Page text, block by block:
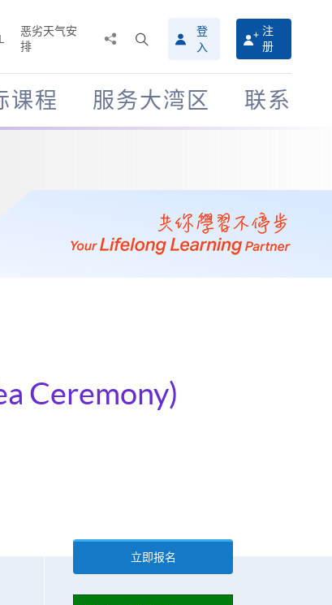
恶劣天气安
排
搜
寻
介
面
登
入
注
册
课程 服务大湾区 联系
Ceremony)
立即报名